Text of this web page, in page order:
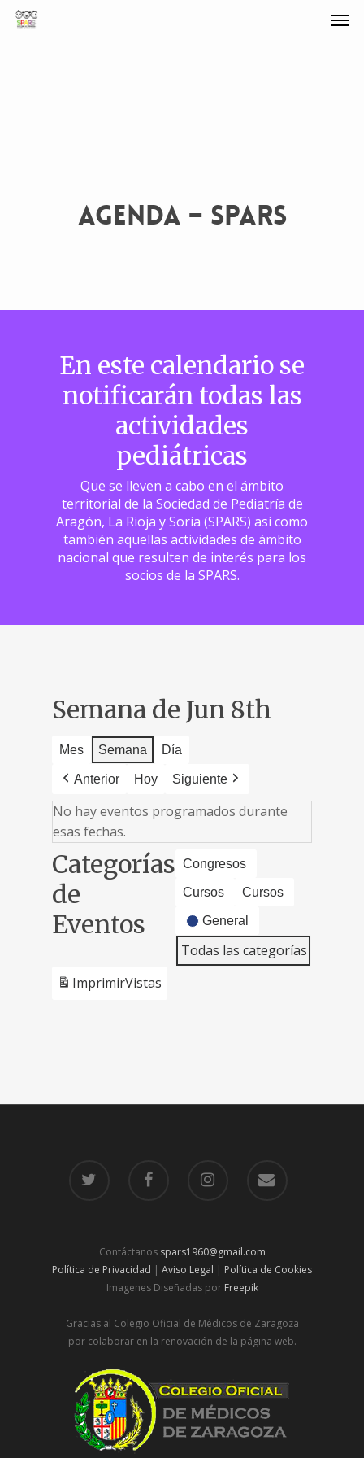
AGENDA – SPARS
En este calendario se
notificarán todas las
actividades
pediátricas
Que se lleven a cabo en el ámbito
territorial de la Sociedad de Pediatría de
Aragón, La Rioja y Soria (SPARS) así como
también aquellas actividades de ámbito
nacional que resulten de interés para los
socios de la SPARS.
Semana de Jun 8th
Mes Semana Día
Anterior Hoy Siguiente
No hay eventos programados durante
esas fechas.
Categorías
de
Eventos
Congresos
Cursos Cursos
General
Todas las categorías
ImprimirVistas
Contáctanos spars1960@gmail.com
Política de Privacidad | Aviso Legal | Política de Cookies
Imagenes Diseñadas por Freepik
Gracias al Colegio Oficial de Médicos de Zaragoza
por colaborar en la renovación de la página web.